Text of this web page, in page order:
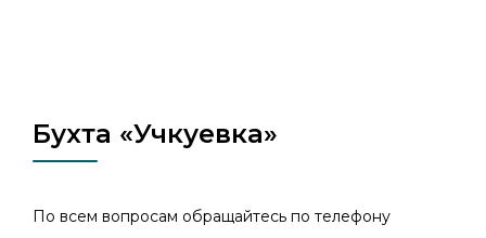
Бухта «Учкуевка»
По всем вопросам обращайтесь по телефону